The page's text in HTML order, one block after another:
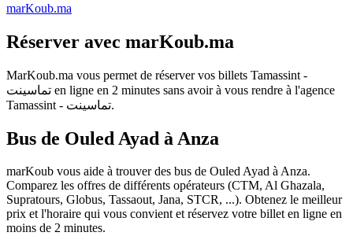
marKoub.ma
Réserver avec marKoub.ma
MarKoub.ma vous permet de réserver vos billets Tamassint -
تماسينت en ligne en 2 minutes sans avoir à vous rendre à l'agence
Tamassint - تماسينت.
Bus de Ouled Ayad à Anza
marKoub vous aide à trouver des bus de Ouled Ayad à Anza.
Comparez les offres de différents opérateurs (CTM, Al Ghazala,
Supratours, Globus, Tassaout, Jana, STCR, ...). Obtenez le meilleur
prix et l'horaire qui vous convient et réservez votre billet en ligne en
moins de 2 minutes.